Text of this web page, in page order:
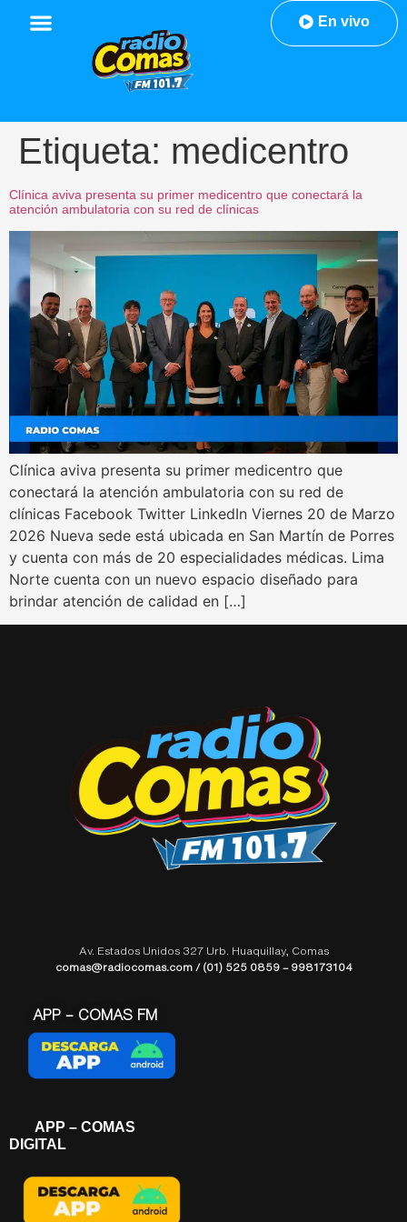
En vivo
Etiqueta: medicentro
Clínica aviva presenta su primer medicentro que conectará la
atención ambulatoria con su red de clínicas
Clínica aviva presenta su primer medicentro que
conectará la atención ambulatoria con su red de
clínicas Facebook Twitter LinkedIn Viernes 20 de Marzo
2026 Nueva sede está ubicada en San Martín de Porres
y cuenta con más de 20 especialidades médicas. Lima
Norte cuenta con un nuevo espacio diseñado para
brindar atención de calidad en […]
Av. Estados Unidos 327 Urb. Huaquillay, Comas
comas@radiocomas.com / (01) 525 0859 – 998173104
APP – COMAS FM
APP – COMAS
DIGITAL